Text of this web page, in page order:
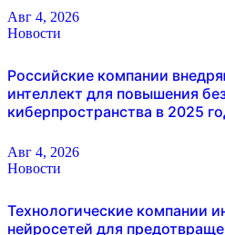
Авг 4, 2026
Новости
Российские компании
интеллект для повышения
киберпространства в 2025
Авг 4, 2026
Новости
Технологические компании
нейросетей для